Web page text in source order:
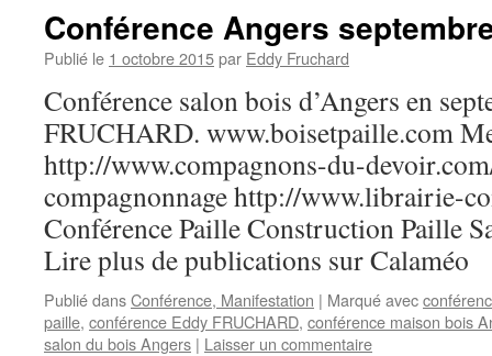
Conférence Angers
Publié le 1 octobre 2015par Eddy Fruchard
Conférence salon bois d’Angers en
FRUCHARD. www.boisetpaille.com
http://www.compagnons-du-
compagnonnage http://www.librairie-
Conférence Paille Construction Paille
Lire plus de publications sur Calaméo
Publié dansConférence, Manifestation | Marqué avec
paille, conférence Eddy FRUCHARD, conférence maison bois
salon du bois Angers | Laisser un commentaire